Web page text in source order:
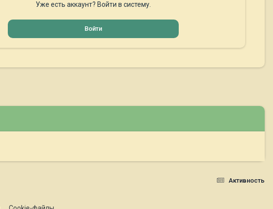
Уже есть аккаунт? Войти в систему.
Войти
Активность